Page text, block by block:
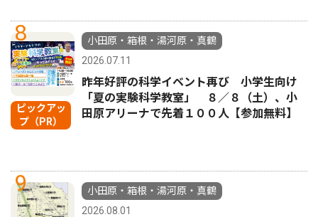
8
ピックアッ
プ（PR）
小田原・箱根・湯河原・真鶴
2026.07.11
昨年好評の科学イベント再び 小学生向け
「夏の実験科学教室」 ８／８（土）、小
田原アリーナで先着１００人【参加無料】
9
小田原・箱根・湯河原・真鶴
2026.08.01